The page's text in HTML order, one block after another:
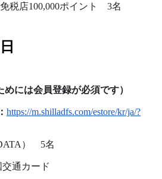
税店100,000ポイント 3名
めには会員登録が必須です）
https://m.shilladfs.com/estore/kr/ja/?
） 5名
通カード